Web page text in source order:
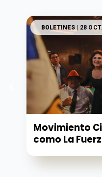
BOLETINES| 28
Movimiento
como La